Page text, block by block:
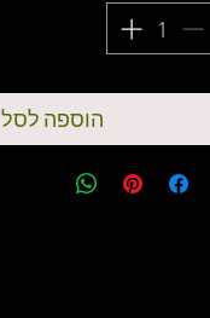
הוספה לסל